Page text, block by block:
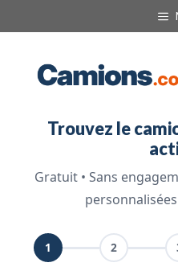
au
contenu
Trouvez le
Gratuit • Sans
1 2